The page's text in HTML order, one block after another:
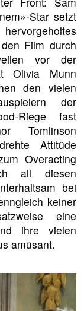
Star setzt
Film durch
vor der
Olivia Munn
den vielen
der
Riege fast
Tomlinson
Attitüde
Overacting
all diesen
bei
keiner
eine
ihre vielen
amüsant.